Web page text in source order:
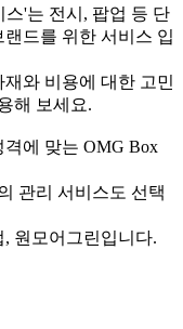
'는 전시, 팝업 등 단
드를 위한 서비스 입
와 비용에 대한 고민
해 보세요.
에 맞는 OMG Box
관리 서비스도 선택
원모어그린입니다.